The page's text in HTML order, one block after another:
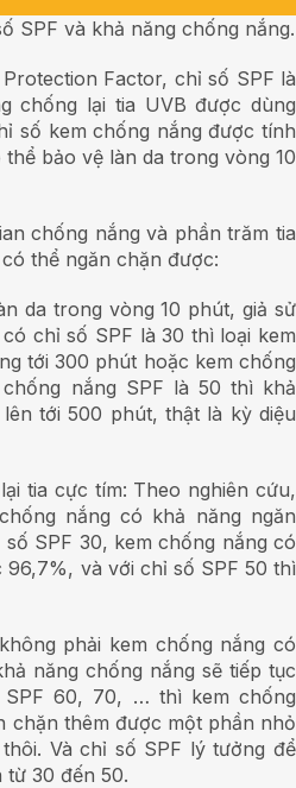
SPF và khả năng chống nắng.
Factor, chỉ số SPF là
chống lại tia UVB được dùng
số kem chống nắng được tính
bảo vệ làn da trong vòng 10
chống nắng và phần trăm tia
thể ngăn chặn được:
da trong vòng 10 phút, giả sử
chỉ số SPF là 30 thì loại kem
tới 300 phút hoặc kem chống
nắng SPF là 50 thì khả
tới 500 phút, thật là kỳ diệu
tia cực tím: Theo nghiên cứu,
nắng có khả năng ngăn
SPF 30, kem chống nắng có
và với chỉ số SPF 50 thì
phải kem chống nắng có
năng chống nắng sẽ tiếp tục
60, 70, … thì kem chống
chặn thêm được một phần nhỏ
Và chỉ số SPF lý tưởng để
từ 30 đến 50.